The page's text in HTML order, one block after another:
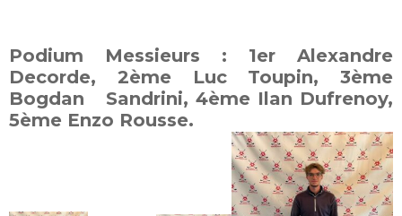
Podium Messieurs : 1er Alexandre
Decorde, 2ème Luc Toupin, 3ème
Bogdan Sandrini, 4ème Ilan Dufrenoy,
5ème Enzo Rousse.